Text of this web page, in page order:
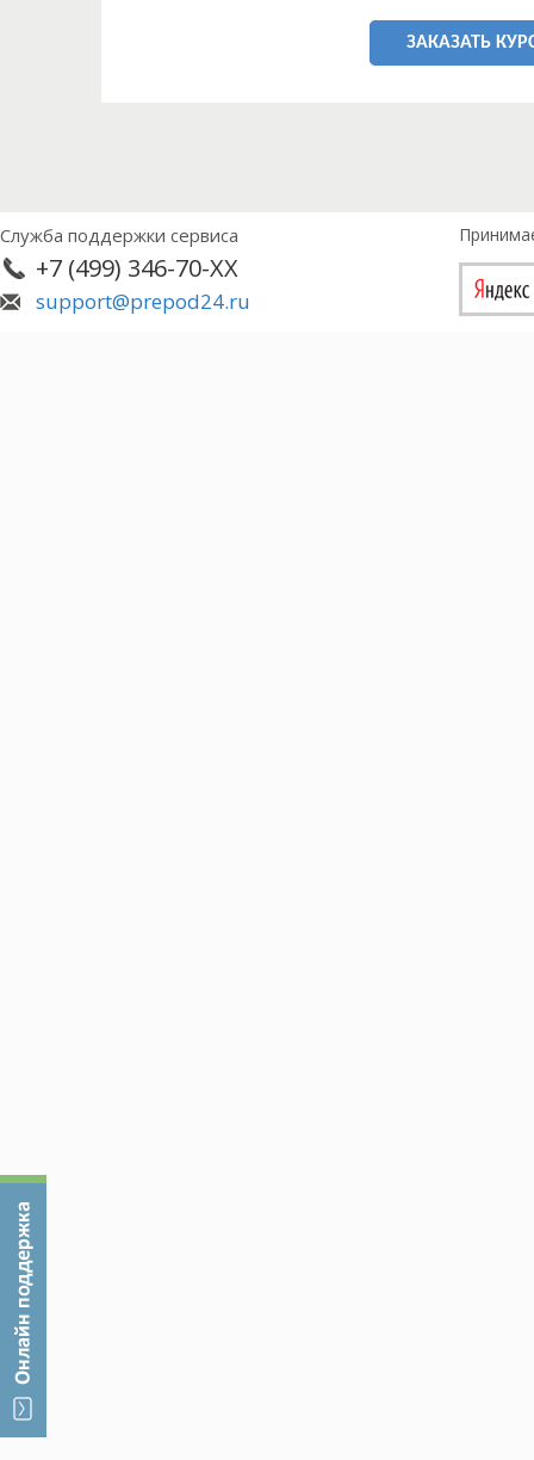
ЗАКАЗАТЬ
Служба поддержки сервиса
+7 (499) 346-70-XX
support@prepod24.ru